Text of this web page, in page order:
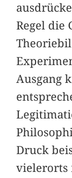
Regel die
Ausgang
Druck
vielerorts